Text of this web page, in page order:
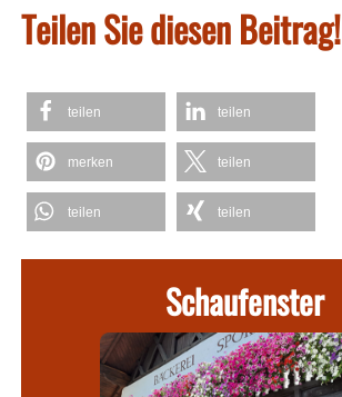
Teilen Sie diesen Beitrag!
teilen teilen
merken teilen
teilen teilen
Schaufenster